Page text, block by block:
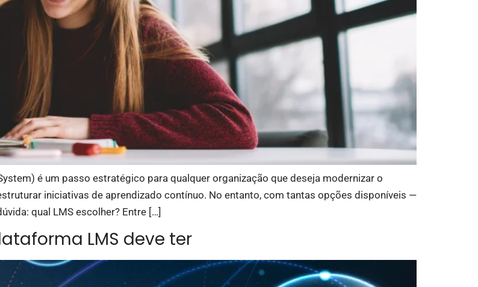
é um passo estratégico para qualquer organização que deseja modernizar o
iniciativas de aprendizado contínuo. No entanto, com tantas opções disponíveis —
qual LMS escolher? Entre […]
LMS deve ter